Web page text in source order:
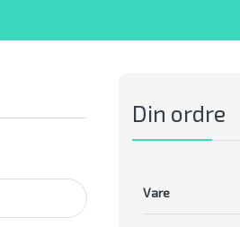
Din ordre
Vare